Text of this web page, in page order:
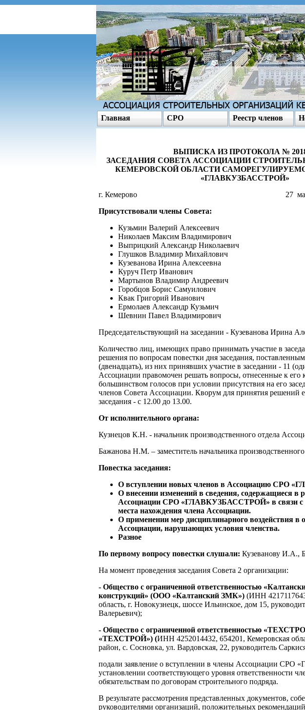
Главная СРО Реестр членов
ВЫПИСКА ИЗ ПРОТОКОЛА №
ЗАСЕДАНИЯ СОВЕТА АССОЦИАЦИИ
КЕМЕРОВСКОЙ ОБЛАСТИ
«ГЛАВКУЗБАССТРОЙ»
г. Кемерово 27 марта
Присутствовали члены Совета:
Кузьмин Валерий Алексеевич
Николаев Максим Владимирович
Выприцкий Александр Николаевич
Глушков Владимир Михайлович
Кузеванова Ирина Алексеевна
Куруч Петр Иванович
Мартынов Владимир Андреевич
Горобцов Борис Самуилович
Квак Григорий Иванович
Ермолаев Александр Кузьмич
Шевнин Павел Владимирович
Председательствующий на заседании - Кузеванова Ирина
Количество лиц, имеющих право принимать участие в
решения по вопросам повестки дня заседания,
(двенадцать), из них принявших участие в заседании - 11
Ассоциации правомочен решать вопросы, отнесенные к его
большинством голосов при условии присутствия на его
членов Совета Ассоциации. Кворум для принятия решений
заседания - с 12.00 до 13.00.
От исполнительного органа:
Кузнецов К.Н. - начальник производственного отдела
Бажанова Н.М. – заместитель начальника
Повестка заседания:
О вступлении новых членов в Ассоциацию СРО
О внесении изменений в сведения, содержащиеся в
Ассоциации СРО «ГЛАВКУЗБАССТРОЙ» в связи с
места нахождения члена Ассоциации.
О применении мер дисциплинарного воздействия в
Ассоциации, нарушающих условия членства.
Разное
По первому вопросу повестки слушали: Кузеванову И.А.,
На момент проведения заседания Совета 2 организации:
- Общество с ограниченной ответственностью
конструкций» (ООО «Калтанский ЗМК») (ИНН
область, г. Новокузнецк, шоссе Ильинское, дом 15,
Валерьевич);
- Общество с ограниченной ответственностью
«ТЕХСТРОЙ») (ИНН 4252014432, 654201, Кемеровская
район, с. Сосновка, ул. Вардовская, 22, руководитель
подали заявление о вступлении в члены Ассоциации
установлении соответствующего уровня ответственности
обязательствам по договорам строительного подряда.
В результате рассмотрения представленных документов,
руководителями организаций, положительных